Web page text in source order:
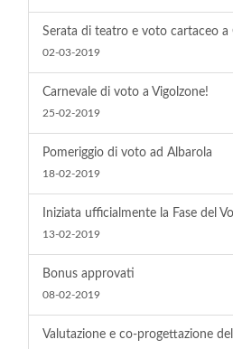
Serata di teatro e voto cartaceo a
02-03-2019
Carnevale di voto a Vigolzone!
25-02-2019
Pomeriggio di voto ad Albarola
18-02-2019
Iniziata ufficialmente la Fase del
13-02-2019
Bonus approvati
08-02-2019
Valutazione e co-progettazione